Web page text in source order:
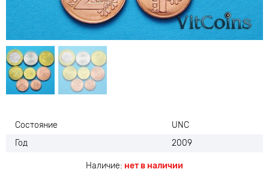
Состояние
UNC
Год
2009
Наличие: нет в наличии